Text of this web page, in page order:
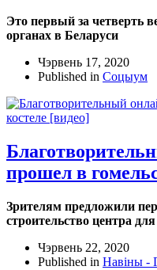
Это первый за четверть
органах в Беларуси
Чэрвень 17, 2020
Published in Соцыум
прошел в
Зрителям предложили
строительство центра
Чэрвень 22, 2020
Published in Навіны -